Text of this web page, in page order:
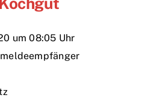
um 08:05 Uhr